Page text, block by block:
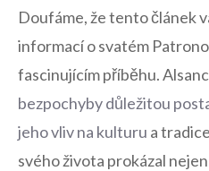
Doufáme, že‌ tento článek
informací⁢ o ⁣svatém
fascinujícím‍ příběhu.
⁤bezpochyby důležitou
jeho vliv na⁣ kulturu a
svého života⁢ prokázal